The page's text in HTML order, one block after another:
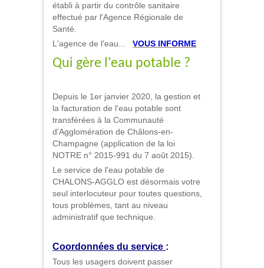
établi à partir du contrôle sanitaire
effectué par l'Agence Régionale de
Santé.
L'agence de l'eau... VOUS INFORME
Qui gère l'eau potable ?
Depuis le 1er janvier 2020, la gestion et
la facturation de l'eau potable sont
transférées à la Communauté
d'Agglomération de Châlons-en-
Champagne (application de la loi
NOTRE n° 2015-991 du 7 août 2015).
Le service de l'eau potable de
CHALONS-AGGLO est désormais votre
seul interlocuteur pour toutes questions,
tous problèmes, tant au niveau
administratif que technique.
Coordonnées du service :
Tous les usagers doivent passer